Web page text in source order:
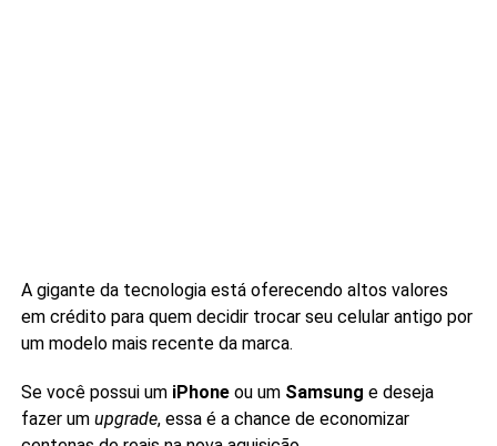
A gigante da tecnologia está oferecendo altos valores
em crédito para quem decidir trocar seu celular antigo por
um modelo mais recente da marca.
Se você possui um iPhoneou um Samsung e deseja
fazer um upgrade, essa é a chance de economizar